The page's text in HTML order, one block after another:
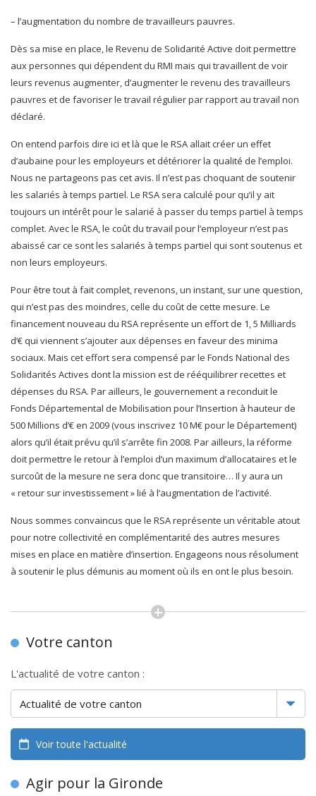
– l’augmentation du nombre de travailleurs pauvres.
Dès sa mise en place, le Revenu de Solidarité Active doit permettre
aux personnes qui dépendent du RMI mais qui travaillent de voir
leurs revenus augmenter, d’augmenter le revenu des travailleurs
pauvres et de favoriser le travail régulier par rapport au travail non
déclaré.
On entend parfois dire ici et là que le RSA allait créer un effet
d’aubaine pour les employeurs et détériorer la qualité de l’emploi.
Nous ne partageons pas cet avis. Il n’est pas choquant de soutenir
les salariés à temps partiel. Le RSA sera calculé pour qu’il y ait
toujours un intérêt pour le salarié à passer du temps partiel à temps
complet. Avec le RSA, le coût du travail pour l’employeur n’est pas
abaissé car ce sont les salariés à temps partiel qui sont soutenus et
non leurs employeurs.
Pour être tout à fait complet, revenons, un instant, sur une question,
qui n’est pas des moindres, celle du coût de cette mesure. Le
financement nouveau du RSA représente un effort de 1, 5 Milliards
d’€ qui viennent s’ajouter aux dépenses en faveur des minima
sociaux. Mais cet effort sera compensé par le Fonds National des
Solidarités Actives dont la mission est de rééquilibrer recettes et
dépenses du RSA. Par ailleurs, le gouvernement a reconduit le
Fonds Départemental de Mobilisation pour l’Insertion à hauteur de
500 Millions d’€ en 2009 (vous inscrivez 10 M€ pour le Département)
alors qu’il était prévu qu’il s’arrête fin 2008. Par ailleurs, la réforme
doit permettre le retour à l’emploi d’un maximum d’allocataires et le
surcoût de la mesure ne sera donc que transitoire… Il y aura un
« retour sur investissement » lié à l’augmentation de l’activité.
Nous sommes convaincus que le RSA représente un véritable atout
pour notre collectivité en complémentarité des autres mesures
mises en place en matière d’insertion. Engageons nous résolument
à soutenir le plus démunis au moment où ils en ont le plus besoin.
Votre canton
L'actualité de votre canton :
Voir toute l'actualité
Agir pour la Gironde